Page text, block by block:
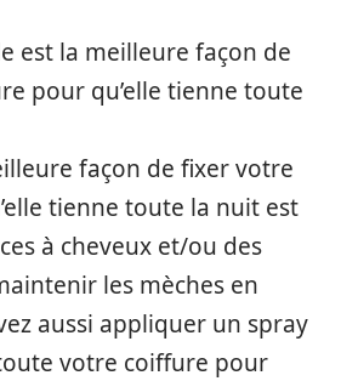
est la meilleure façon de
pour qu’elle tienne toute
façon de fixer votre
tienne toute la nuit est
à cheveux et/ou des
les mèches en
aussi appliquer un spray
votre coiffure pour